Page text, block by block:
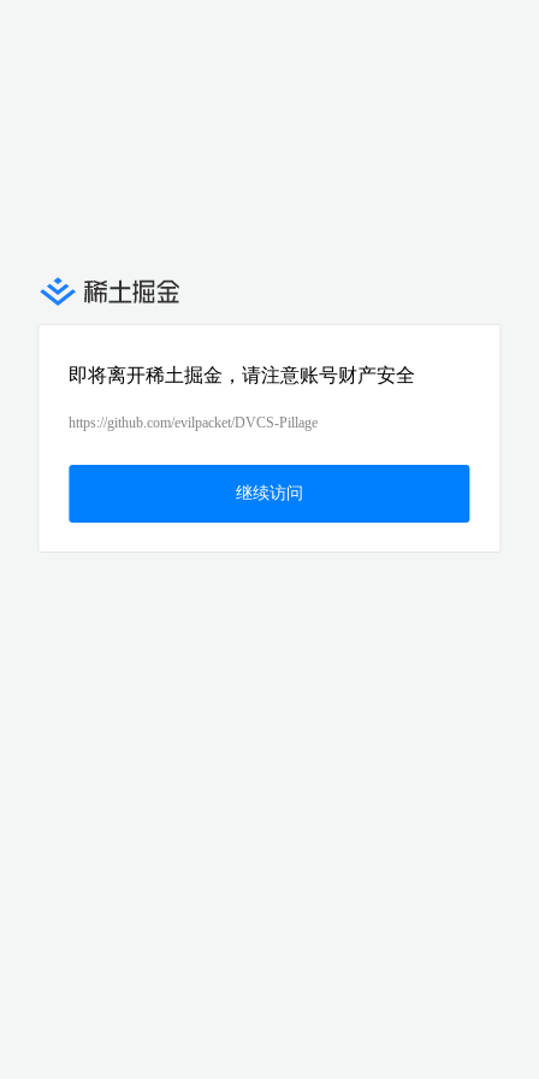
即将离开稀土掘金，请注意账号财产安全
https://github.com/evilpacket/DVCS-Pillage
继续访问